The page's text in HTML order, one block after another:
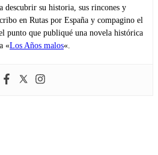
descubrir su historia, sus rincones y
en Rutas por España y compagino el
punto que publiqué una novela histórica
«Los Años malos«.